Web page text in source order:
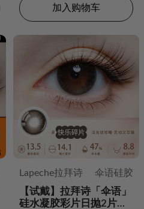
加入购物车
Lapeche拉拜诗
伞语硅胶
【试戴】拉拜诗「伞语」
硅水凝胶彩片日抛2片装-